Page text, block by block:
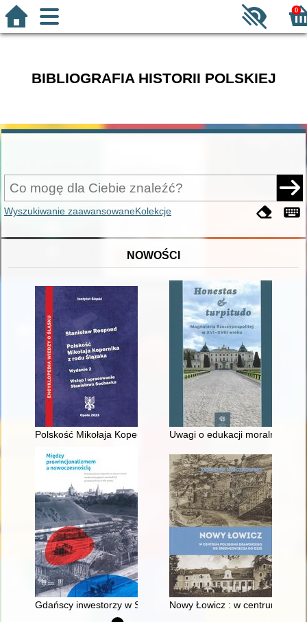
0
BIBLIOGRAFIA HISTORII POLSKIEJ
Wyszukiwanie zaawansowaneKolekcje
NOWOŚCI
Polskość Mikołaja Kopernika z rodu ŚlązakaUwagi o edukacji moralnej
Gdańscy inwestorzy w Sopocie : prestiż finansowy i
Nowy Łowicz : w centrum